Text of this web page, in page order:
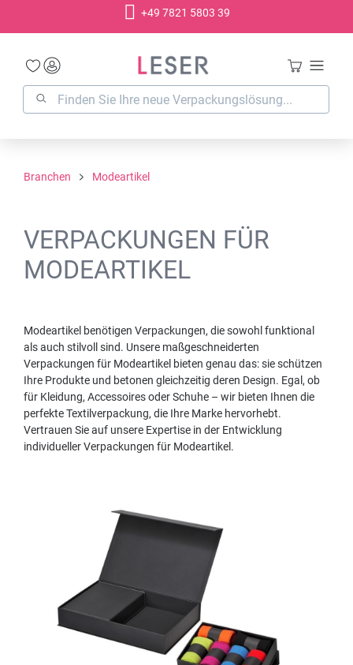
+49 7821 5803 39
Branchen Modeartikel
VERPACKUNGEN FÜR
MODEARTIKEL
Modeartikel benötigen Verpackungen, die sowohl funktional
als auch stilvoll sind. Unsere maßgeschneiderten
Verpackungen für Modeartikel bieten genau das: sie schützen
Ihre Produkte und betonen gleichzeitig deren Design. Egal, ob
für Kleidung, Accessoires oder Schuhe – wir bieten Ihnen die
perfekte Textilverpackung, die Ihre Marke hervorhebt.
Vertrauen Sie auf unsere Expertise in der Entwicklung
individueller Verpackungen für Modeartikel.